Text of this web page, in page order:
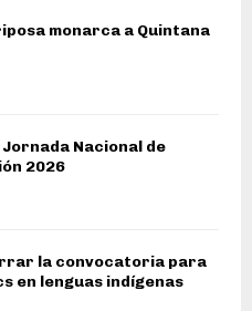
monarca a Quintana
Jornada Nacional de
2026
la convocatoria para
en lenguas indígenas